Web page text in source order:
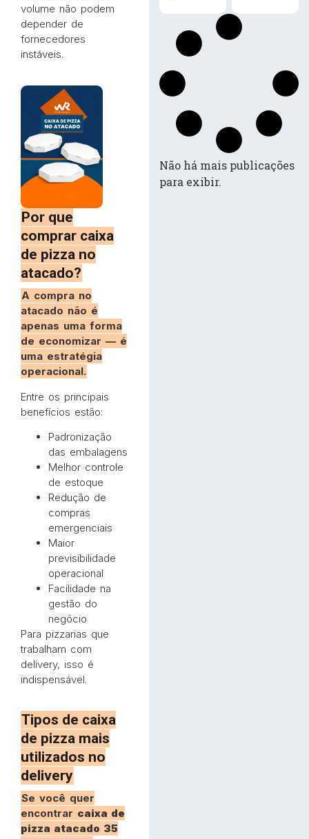
volume não podem
depender de
fornecedores
instáveis.
Por que
comprar caixa
de pizza no
atacado?
A compra no
atacado não é
apenas uma forma
de economizar — é
uma estratégia
operacional.
Entre os principais
benefícios estão:
Padronização
das embalagens
Melhor controle
de estoque
Redução de
compras
emergenciais
Maior
previsibilidade
operacional
Facilidade na
gestão do
negócio
Para pizzarias que
trabalham com
delivery, isso é
indispensável.
Tipos de caixa
de pizza mais
utilizados no
delivery
Se você quer
encontrar caixa de
pizza atacado 35
Não há mais publicações
para exibir.